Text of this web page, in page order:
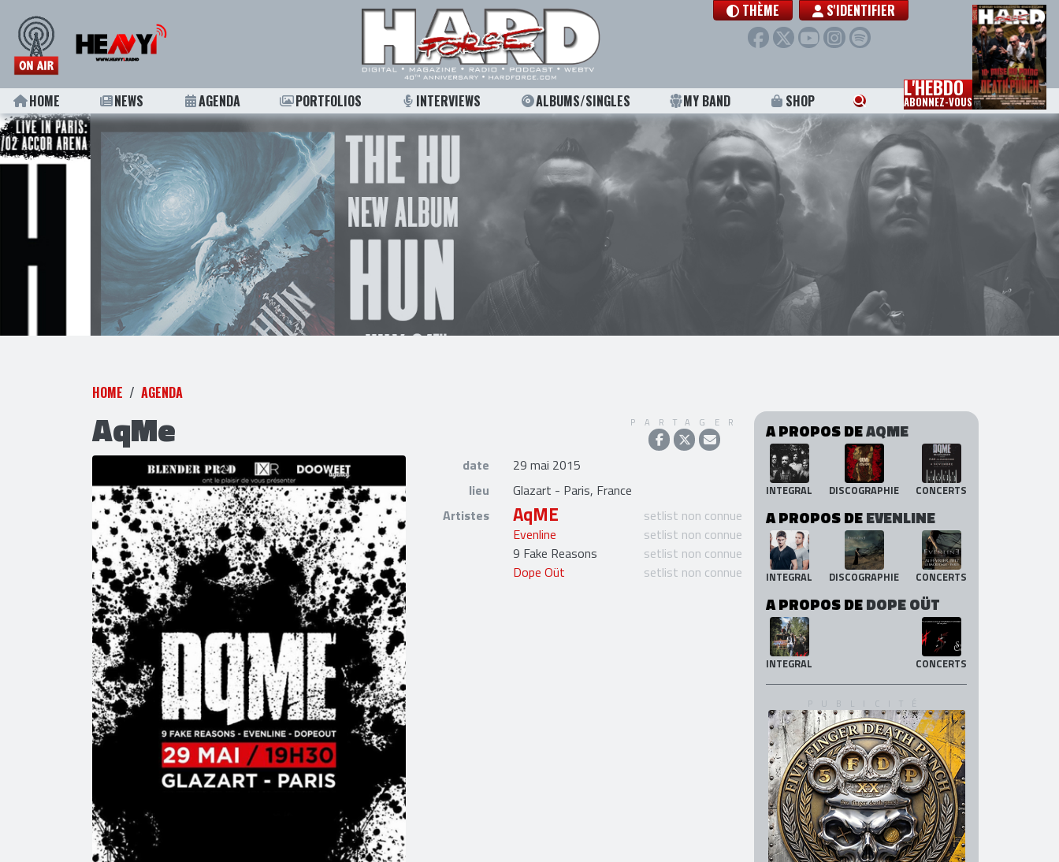
THÈME S'IDENTIFIER
HOME NEWS AGENDA PORTFOLIOS INTERVIEWS ALBUMS/SINGLES MY BAND SHOP L'HEBDO
ABONNEZ-VOUS
HOME AGENDA
AqMe
date
29 mai 2015
Glazart - Paris, France
AqME
setlist non connue
Evenline
setlist non connue
A PROPOS DEAQME
INTEGRAL DISCOGRAPHIE CONCERTS
A PROPOS DEEVENLINE
INTEGRAL CONCERTS
A PROPOS DE DOPE OÜT
INTEGRAL CONCERTS